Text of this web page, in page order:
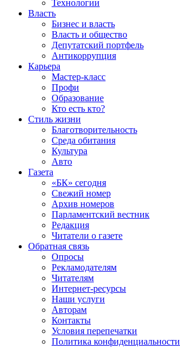
Технологии
Власть
Бизнес и власть
Власть и общество
Депутатский портфель
Антикоррупция
Карьера
Мастер-класс
Профи
Образование
Кто есть кто?
Стиль жизни
Благотворительность
Среда обитания
Культура
Авто
Газета
«БК» сегодня
Свежий номер
Архив номеров
Парламентский вестник
Редакция
Читатели о газете
Обратная связь
Опросы
Рекламодателям
Читателям
Интернет-ресурсы
Наши услуги
Авторам
Контакты
Условия перепечатки
Политика конфиденциальности